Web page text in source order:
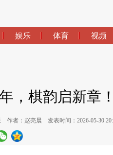
娱乐 体育 视频
，棋韵启新章
作者：赵亮晨 发表时间：2026-05-30